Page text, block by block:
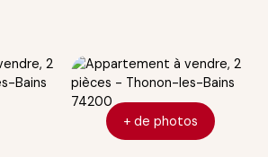
+ de photos